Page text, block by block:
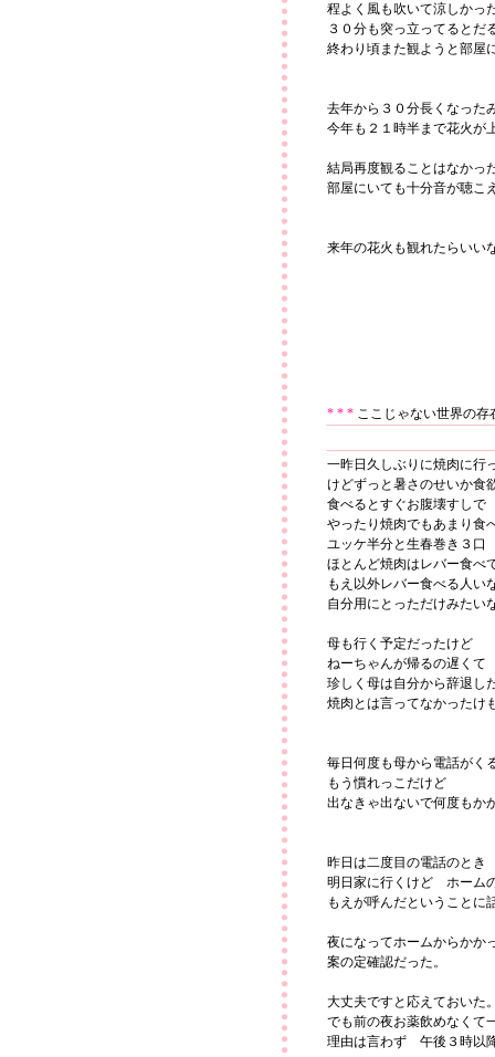
程よく風も吹いて涼しかっ
３０分も突っ立ってるとだ
終わり頃また観ようと部屋
去年から３０分長くなった
今年も２１時半まで花火が
結局再度観ることはなかっ
部屋にいても十分音が聴こ
来年の花火も観れたらいい
* * * ここじゃない世界の存
一昨日久しぶりに焼肉に行
けどずっと暑さのせいか食
食べるとすぐお腹壊すしで
やったり焼肉でもあまり食
ユッケ半分と生春巻き３口
ほとんど焼肉はレバー食べ
もえ以外レバー食べる人い
自分用にとっただけみたい
母も行く予定だったけど
ねーちゃんが帰るの遅くて
珍しく母は自分から辞退し
焼肉とは言ってなかったけ
毎日何度も母から電話がく
もう慣れっこだけど
出なきゃ出ないで何度もか
昨日は二度目の電話のとき
明日家に行くけど ホーム
もえが呼んだということに
夜になってホームからかか
案の定確認だった。
大丈夫ですと応えておいた
でも前の夜お薬飲めなくて
理由は言わず 午後３時以